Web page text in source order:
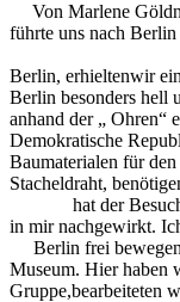
Von Marlene
führte uns nach
Berlin, erhieltenwir
Berlin besonders hell
anhand der „ Ohren“
Demokratische
Baumaterialen für
Stacheldraht,
hat der
in mir nachgewirkt.
Berlin frei
Museum. Hier haben
Gruppe,bearbeiteten